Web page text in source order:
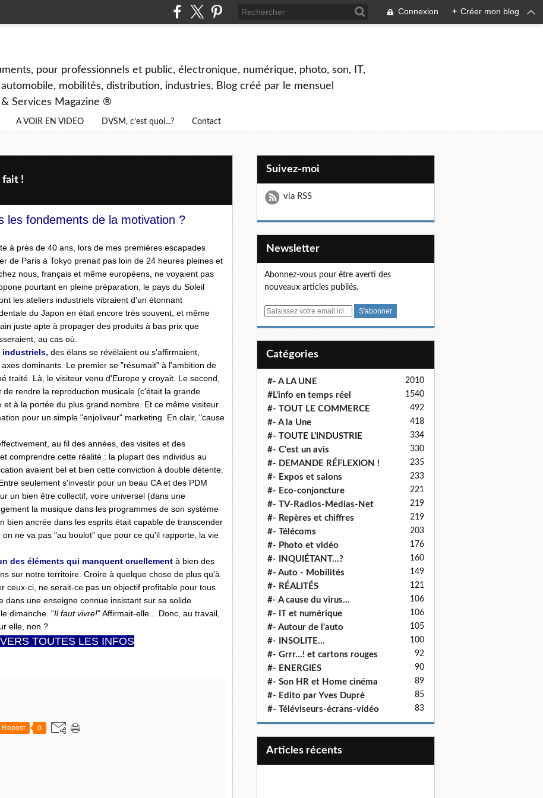
Connexion + Créer mon blog
pour professionnels et public, électronique, numérique, photo, son, IT,
mobilités, distribution, industries. Blog créé par le mensuel
Services Magazine ®
A VOIR EN VIDEO DVSM, c'est quoi...? Contact
fait !
les fondements de la motivation ?
à près de 40 ans, lors de mes premières escapades
de Paris à Tokyo prenait pas loin de 24 heures pleines et
nous, français et même européens, ne voyaient pas
pourtant en pleine préparation, le pays du Soleil
les ateliers industriels vibraient d'un étonnant
du Japon en était encore très souvent, et même
juste apte à propager des produits à bas prix que
au cas où.
industriels, des élans se révélaient ou s'affirmaient,
dominants. Le premier se "résumait" à l'ambition de
traité. Là, le visiteur venu d'Europe y croyait. Le second,
rendre la reproduction musicale (c'était la grande
à la portée du plus grand nombre. Et ce même visiteur
pour un simple "enjoliveur" marketing. En clair, "cause
au fil des années, des visites et des
comprendre cette réalité : la plupart des individus au
avaient bel et bien cette conviction à double détente.
seulement s'investir pour un beau CA et des PDM
un bien être collectif, voire universel (dans une
la musique dans les programmes de son système
bien ancrée dans les esprits était capable de transcender
ne va pas "au boulot" que pour ce qu'il rapporte, la vie
des éléments qui manquent cruellement à bien des
sur notre territoire. Croire à quelque chose de plus qu'à
ceux-ci, ne serait-ce pas un objectif profitable pour tous
dans une enseigne connue insistant sur sa solide
dimanche. "Il faut vivre!" Affirmait-elle... Donc, au travail,
elle, non ?
TOUTES LES INFOS
Repost 0
Suivez-moi
via RSS
Newsletter
Abonnez-vous pour être averti des
nouveaux articles publiés.
E
Catégories
#- A LA UNE 2010
#L'info en temps réel 1540
#- TOUT LE COMMERCE 492
#- A la Une 418
#- TOUTE L'INDUSTRIE 334
#- C'est un avis 330
#- DEMANDE RÉFLEXION ! 235
#- Expos et salons 233
#- Eco-conjoncture 221
#- TV-Radios-Medias-Net 219
#- Repères et chiffres 219
#- Télécoms 203
#- Photo et vidéo 176
#- INQUIÉTANT...? 160
#- Auto - Mobilités 149
#- RÉALITÉS 121
#- A cause du virus... 106
#- IT et numérique 106
#- Autour de l'auto 105
#- INSOLITE... 100
#- Grrr...! et cartons rouges 92
#- ENERGIES 90
#- Son HR et Home cinéma 89
#- Edito par Yves Dupré 85
#- Téléviseurs-écrans-vidéo 83
articles récents